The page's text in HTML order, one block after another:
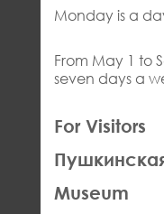
Monday is a
From May 1 to
seven days a
ЛЕВАЯ
ФУТЕР
For Visitors
Museum